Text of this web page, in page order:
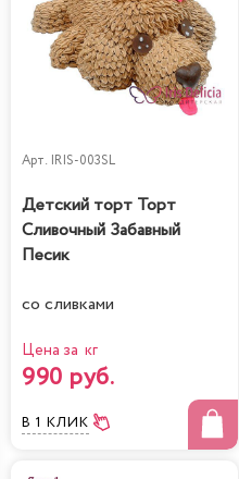
Арт. IRIS-003SL
Детский торт Торт
Сливочный Забавный
Песик
со сливками
Цена за кг
990 руб.
В 1 КЛИК